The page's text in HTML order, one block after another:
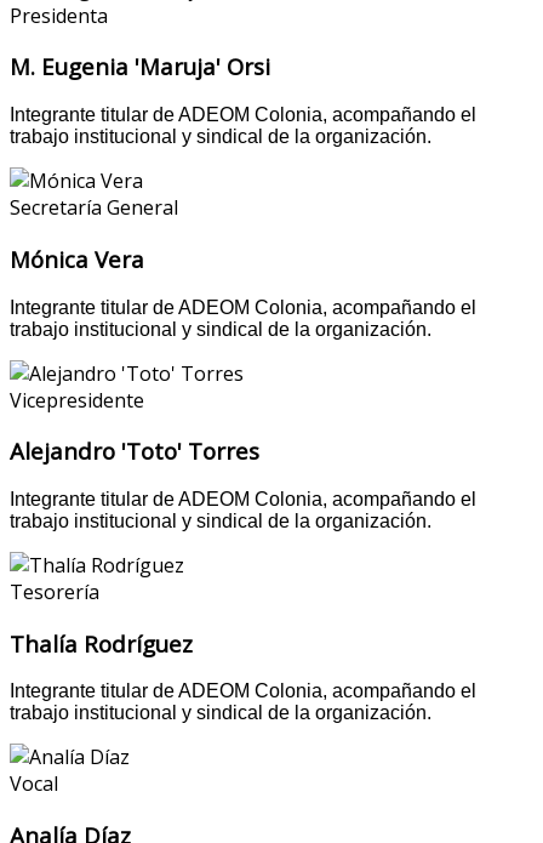
Presidenta
M. Eugenia 'Maruja' Orsi
Integrante titular de ADEOM Colonia, acompañando el
trabajo institucional y sindical de la organización.
Secretaría General
Mónica Vera
Integrante titular de ADEOM Colonia, acompañando el
trabajo institucional y sindical de la organización.
Vicepresidente
Alejandro 'Toto' Torres
Integrante titular de ADEOM Colonia, acompañando el
trabajo institucional y sindical de la organización.
Tesorería
Thalía Rodríguez
Integrante titular de ADEOM Colonia, acompañando el
trabajo institucional y sindical de la organización.
Vocal
Analía Díaz